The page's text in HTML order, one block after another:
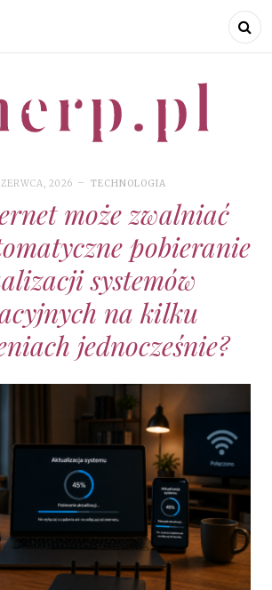
2026 TECHNOLOGIA
może zwalniać
pobieranie
systemów
na kilku
jednocześnie?